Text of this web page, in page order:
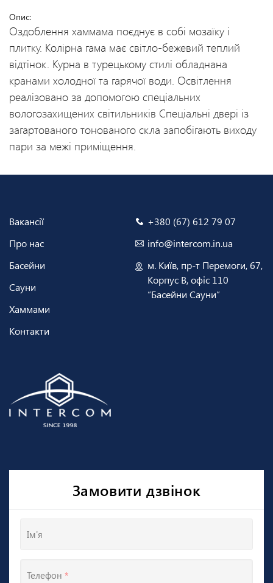
Опис:
Оздоблення хаммама поєднує в собі мозаїку і
плитку. Колірна гама має світло-бежевий теплий
відтінок. Курна в турецькому стилі обладнана
кранами холодної та гарячої води. Освітлення
реалізовано за допомогою спеціальних
вологозахищених світильників Спеціальні двері із
загартованого тонованого скла запобігають виходу
пари за межі приміщення.
Вакансії
Про нас
Басейни
Сауни
Хаммами
Контакти
+380 (67) 612 79 07
info@intercom.in.ua
м. Київ, пр-т Перемоги, 67,
Корпус В, офіс 110
“Басейни Сауни”
Замовити дзвінок
Ім'я
Телефон *